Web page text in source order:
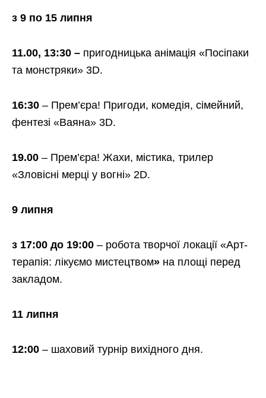
з 9 по 15 липня
11.00, 13:30 – пригодницька анімація «Посіпаки
та монстряки» 3D.
16:30 – Прем’єра! Пригоди, комедія, сімейний,
фентезі «Ваяна» 3D.
19.00 – Прем’єра! Жахи, містика, трилер
«Зловісні мерці у вогні» 2D.
9 липня
з 17:00 до 19:00 – робота творчої локації «Арт-
терапія: лікуємо мистецтвом» на площі перед
закладом.
11 липня
12:00 – шаховий турнір вихідного дня.